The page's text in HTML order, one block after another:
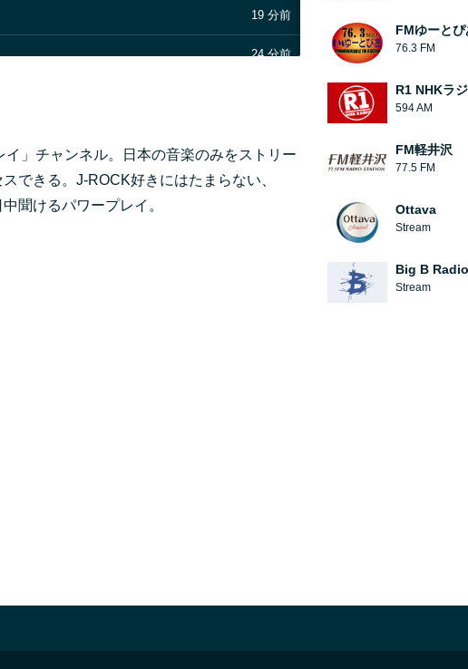
19 分前
24 分前
」チャンネル。日本の音楽のみをストリー
できる。J-ROCK好きにはたまらない、
聞けるパワープレイ。
FMゆーとぴ
76.3 FM
R1 NHKラ
594 AM
FM軽井沢
77.5 FM
Ottava
Stream
Big B
Stream